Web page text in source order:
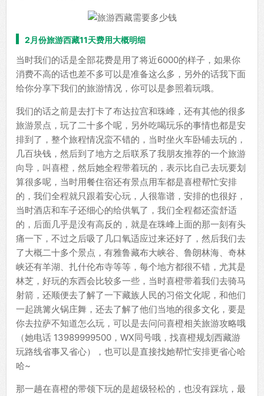
2月份旅游西藏11天费用大概明细
当时我们的话是全部花费是用了将近6000的样子，如果你
消费不高的话也差不多可以是准备这么多，另外的话我下面
给你分享下我们的旅游情况，你可以是参照着玩哦。
我们的话之前是去打卡了布达拉宫和珠峰，还有其他的很多
旅游景点，玩了二十多个呢，另外吃喝玩乐的事情也都是安
排到了，整个旅程情况蛮不错的，当时坐火车卧铺去玩的，
几百块钱，然后到了地方之后联系了我朋友推荐的一个旅游
向导，叫喜橙，然后她全程带着玩的，表示比自己去玩要划
算很多呢，当时用餐住宿还有景点用车都是喜橙帮忙安排
的，我们全程就只跟着安心玩，人很靠谱，安排的也很好，
当时酒店和车子还细心的给供氧了，我们全程都还蛮舒适
的，后面几乎是没有高反的，就是在珠峰上面的那一刻有头
痛一下，不过之后吸了几口氧适应过来还好了，然后我们去
了大概二十多个景点，有雅鲁藏布大峡谷、鲁朗林海、奇林
峡还有羊湖、扎什伦布寺等等，每个地方都很不错，尤其是
林芝，好玩的东西会比较多一些，当时喜橙带着我们去骑马
射箭，还顺便去了解了一下藏族人民的习俗文化呢，和他们
一起跳篝火锅庄舞，还去了解了他们当地的很多文化，要是
你去拉萨不知道怎么玩，可以是去问问喜橙相关旅游攻略哦
（她电话 13989999500，WX同号哦，找喜橙规划西藏游
玩路线省事又省心），也可以是直接找她帮忙安排更省心哈
哈~
那一趟在喜橙的带领下玩的是超级轻松的，也没有踩坑，最